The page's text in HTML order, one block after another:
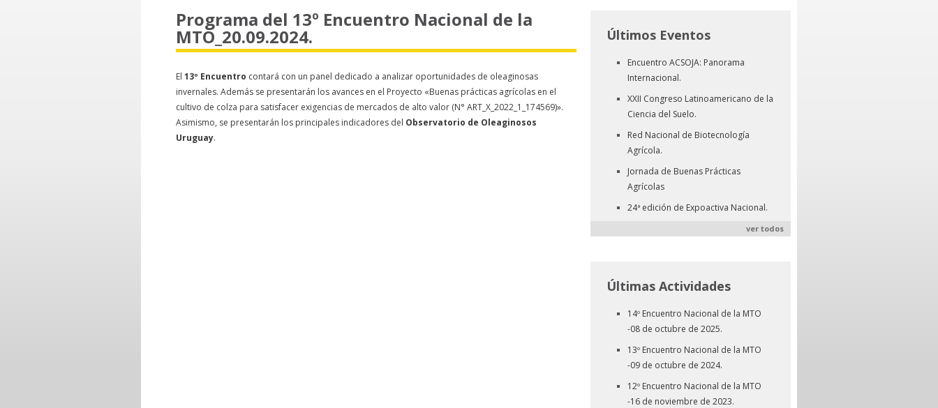
Programa del 13º Encuentro Nacional de la
MTO_20.09.2024.
El 13º Encuentro contará con un panel dedicado a analizar oportunidades de oleaginosas
invernales. Además se presentarán los avances en el Proyecto «Buenas prácticas agrícolas en el
cultivo de colza para satisfacer exigencias de mercados de alto valor (N° ART_X_2022_1_174569)».
Asimismo, se presentarán los principales indicadores del Observatorio de Oleaginosos
Uruguay.
Últimos Eventos
Encuentro ACSOJA: Panorama
Internacional.
XXII Congreso Latinoamericano de la
Ciencia del Suelo.
Red Nacional de Biotecnología
Agrícola.
Jornada de Buenas Prácticas
Agrícolas
24ª edición de Expoactiva Nacional.
ver todos
Últimas Actividades
14º Encuentro Nacional de la MTO
-08 de octubre de 2025.
13º Encuentro Nacional de la MTO
-09 de octubre de 2024.
12º Encuentro Nacional de la MTO
-16 de noviembre de 2023.